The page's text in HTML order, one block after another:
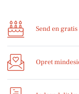
Send en
Opret